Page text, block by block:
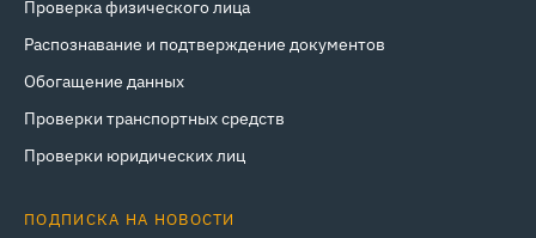
Проверка физического лица
Распознавание и подтверждение документов
Обогащение данных
Проверки транспортных средств
Проверки юридических лиц
ПОДПИСКА НА НОВОСТИ